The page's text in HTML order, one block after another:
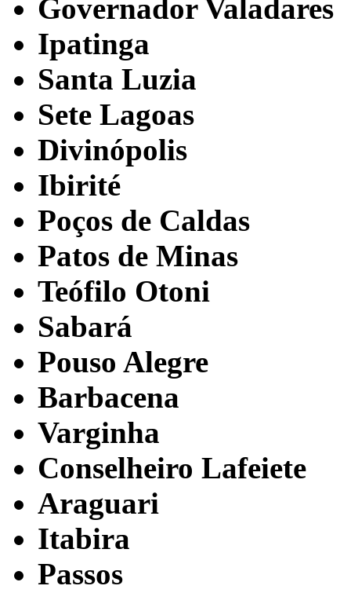
Governador Valadares
Ipatinga
Santa Luzia
Sete Lagoas
Divinópolis
Ibirité
Poços de Caldas
Patos de Minas
Teófilo Otoni
Sabará
Pouso Alegre
Barbacena
Varginha
Conselheiro Lafeiete
Araguari
Itabira
Passos